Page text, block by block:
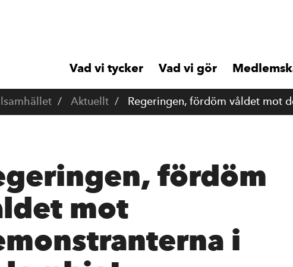
Vad vi tycker Vad vi gör
Aktuellt Regeringen, fördöm våldet mot
fördöm
mot
i